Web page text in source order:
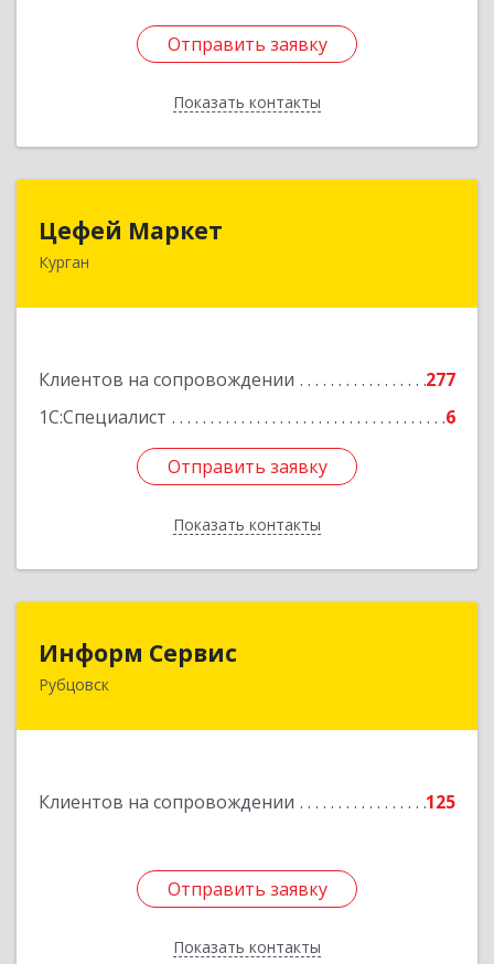
Отправить заявку
Показать контакты
Отправить заявку
Назад
Цефей Маркет
Курган
Клиентов на сопровождении
277
1С:Специалист
6
Отправить заявку
Показать контакты
640002, Курганская обл, Курган г, М.Горького
Отправить заявку
Назад
Информ Сервис
Рубцовск
Клиентов на сопровождении 125
Отправить заявку
Показать контакты
658204, Алтайский край, Рубцовск г, Алтайская
Отправить заявку
Назад